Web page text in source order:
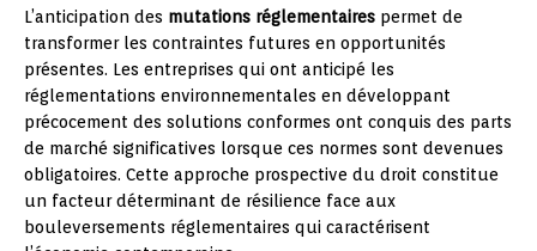
L’anticipation des mutations réglementaires permet de
transformer les contraintes futures en opportunités
présentes. Les entreprises qui ont anticipé les
réglementations environnementales en développant
précocement des solutions conformes ont conquis des parts
de marché significatives lorsque ces normes sont devenues
obligatoires. Cette approche prospective du droit constitue
un facteur déterminant de résilience face aux
bouleversements réglementaires qui caractérisent